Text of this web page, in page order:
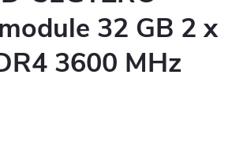
32 GB 2 x
3600 MHz